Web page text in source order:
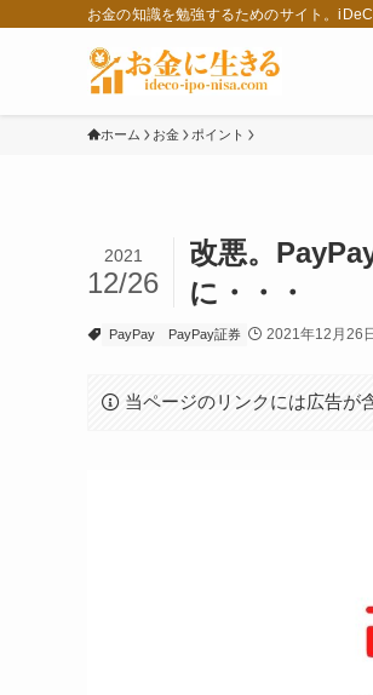
お金の知識を勉強するためのサイト。
ホーム お金 ポイント
改悪。
に・・・
2021
12/26
PayPay PayPay証券 2021年12月26日
当ページのリンクには広告が